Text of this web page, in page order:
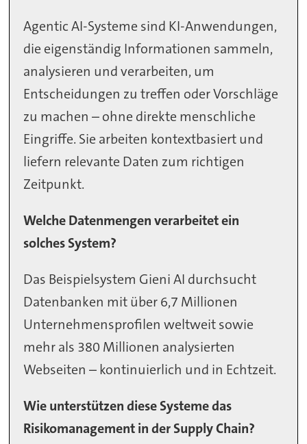
Agentic AI-Systeme sind KI-Anwendungen,
die eigenständig Informationen sammeln,
analysieren und verarbeiten, um
Entscheidungen zu treffen oder Vorschläge
zu machen – ohne direkte menschliche
Eingriffe. Sie arbeiten kontextbasiert und
liefern relevante Daten zum richtigen
Zeitpunkt.
Welche Datenmengen verarbeitet ein
solches System?
Das Beispielsystem Gieni AI durchsucht
Datenbanken mit über 6,7 Millionen
Unternehmensprofilen weltweit sowie
mehr als 380 Millionen analysierten
Webseiten – kontinuierlich und in Echtzeit.
Wie unterstützen diese Systeme das
Risikomanagement in der Supply Chain?